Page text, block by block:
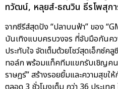
ทวัฒน์, หลุยส์-ธณวิน ธีรโพสุกา
จากซีรีส์สุดปัง “ปลาบนฟ้า” ของ
บันเทิงแบบครบวงจร ที่จับมือกัน
ประทับใจ จัดเต็มด้วยโชว์สุดเอ็กซ์ค
ทอล์ก พร้อมแท็คทีมแขกรับเชิญค
ราษฎร์” สร้างรอยยิ้มและความสุข